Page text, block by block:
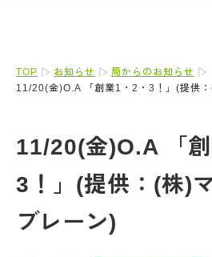
TOP お知らせ
局からのお知らせ
11/20(金)O.A 「創業1・2・3！」(提供
11/20(金)O.A 「創
3！」(提供：(株)
ブレーン)